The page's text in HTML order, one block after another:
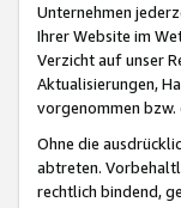
Unternehmen
Ihrer Website im
Verzicht auf unser
Aktualisierungen,
vorgenommen
Ohne die
abtreten.
rechtlich bindend,